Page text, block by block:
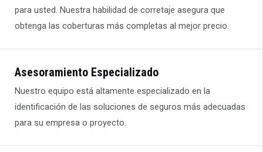
para usted. Nuestra habilidad de corretaje asegura que
obtenga las coberturas más completas al mejor precio.
Asesoramiento Especializado
Nuestro equipo está altamente especializado en la
identificación de las soluciones de seguros más adecuadas
para su empresa o proyecto.